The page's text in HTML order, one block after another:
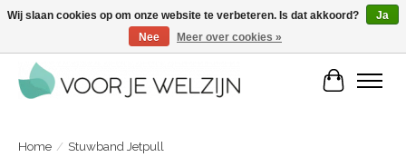
Voordelige zelfverzorgingsproducten | Vandaag besteld, morgen in huis
Home / Stuwband Jetpull
Wij slaan cookies op om onze website te verbeteren. Is dat akkoord?
Ja
Nee
Meer over cookies »